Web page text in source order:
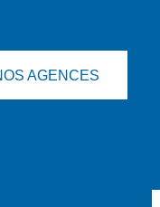
AGENCES